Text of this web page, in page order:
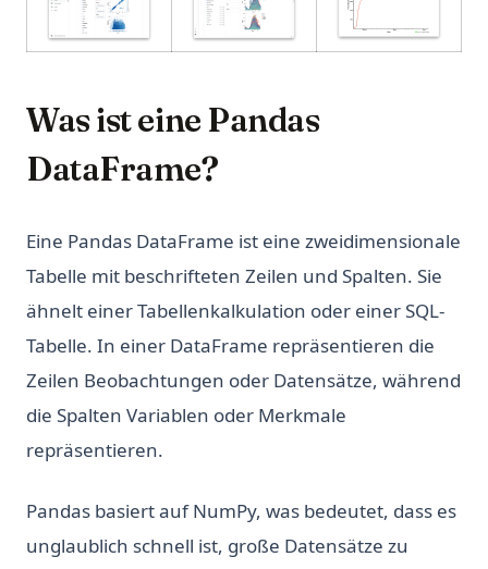
(opens in a new tab)(opens in a new tab)(opens in
Was ist eine Pandas
DataFrame?
Eine Pandas DataFrame ist eine zweidimensionale
Tabelle mit beschrifteten Zeilen und Spalten. Sie
ähnelt einer Tabellenkalkulation oder einer SQL-
Tabelle. In einer DataFrame repräsentieren die
Zeilen Beobachtungen oder Datensätze, während
die Spalten Variablen oder Merkmale
repräsentieren.
Pandas basiert auf NumPy, was bedeutet, dass es
unglaublich schnell ist, große Datensätze zu